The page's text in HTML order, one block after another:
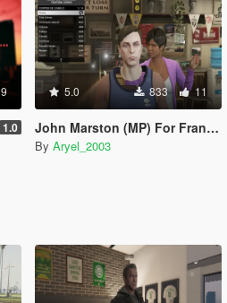
9
1.0
5.0 833 11
John Marston (MP) For Franklin
By Aryel_2003